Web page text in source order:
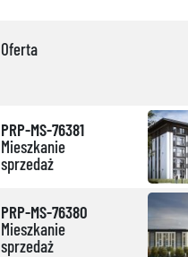
Oferta
PRP-MS-76381
Mieszkanie
sprzedaż
PRP-MS-76380
Mieszkanie
sprzedaż